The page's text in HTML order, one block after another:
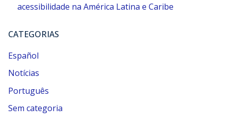
acessibilidade na América Latina e Caribe
CATEGORIAS
Español
Notícias
Português
Sem categoria